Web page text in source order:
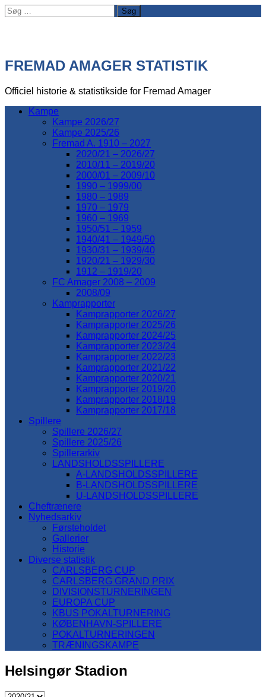
Søg
efter:
FREMAD AMAGER STATISTIK
Officiel historie & statistikside for Fremad Amager
Kampe
Kampe 2026/27
Kampe 2025/26
Fremad A. 1910 – 2027
2020/21 – 2026/27
2010/11 – 2019/20
2000/01 – 2009/10
1990 – 1999/00
1980 – 1989
1970 – 1979
1960 – 1969
1950/51 – 1959
1940/41 – 1949/50
1930/31 – 1939/40
1920/21 – 1929/30
1912 – 1919/20
FC Amager 2008 – 2009
2008/09
Kamprapporter
Kamprapporter 2026/27
Kamprapporter 2025/26
Kamprapporter 2024/25
Kamprapporter 2023/24
Kamprapporter 2022/23
Kamprapporter 2021/22
Kamprapporter 2020/21
Kamprapporter 2019/20
Kamprapporter 2018/19
Kamprapporter 2017/18
Spillere
Spillere 2026/27
Spillere 2025/26
Spillerarkiv
LANDSHOLDSSPILLERE
A-LANDSHOLDSSPILLERE
B-LANDSHOLDSSPILLERE
U-LANDSHOLDSSPILLERE
Cheftrænere
Nyhedsarkiv
Førsteholdet
Gallerier
Historie
Diverse statistik
CARLSBERG CUP
CARLSBERG GRAND PRIX
DIVISIONSTURNERINGEN
EUROPA CUP
KBUS POKALTURNERING
KØBENHAVN-SPILLERE
POKALTURNERINGEN
TRÆNINGSKAMPE
Helsingør Stadion